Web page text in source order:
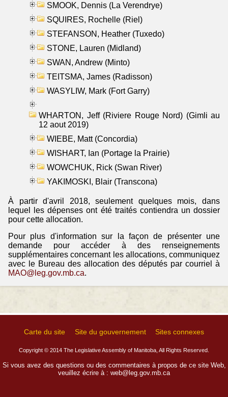
SMOOK, Dennis (La Verendrye)
SQUIRES, Rochelle (Riel)
STEFANSON, Heather (Tuxedo)
STONE, Lauren (Midland)
SWAN, Andrew (Minto)
TEITSMA, James (Radisson)
WASYLIW, Mark (Fort Garry)
WHARTON, Jeff (Riviere Rouge Nord) (Gimli au
12 aout 2019)
WIEBE, Matt (Concordia)
WISHART, Ian (Portage la Prairie)
WOWCHUK, Rick (Swan River)
YAKIMOSKI, Blair (Transcona)
À partir d'avril 2018, seulement quelques mois, dans
lequel les dépenses ont été traités contiendra un dossier
pour cette allocation.
Pour plus d'information sur la façon de présenter une
demande pour accéder à des renseignements
supplémentaires concernant les allocations, communiquez
avec le Bureau des allocation des députés par courriel à
MAO@leg.gov.mb.ca.
Carte du site Site du gouvernement Sites connexes
Copyright © 2014 The Legislative Assembly of Manitoba, All Rights Reserved.
Si vous avez des questions ou des commentaires à propos de ce site Web,
veuillez écrire à : web@leg.gov.mb.ca